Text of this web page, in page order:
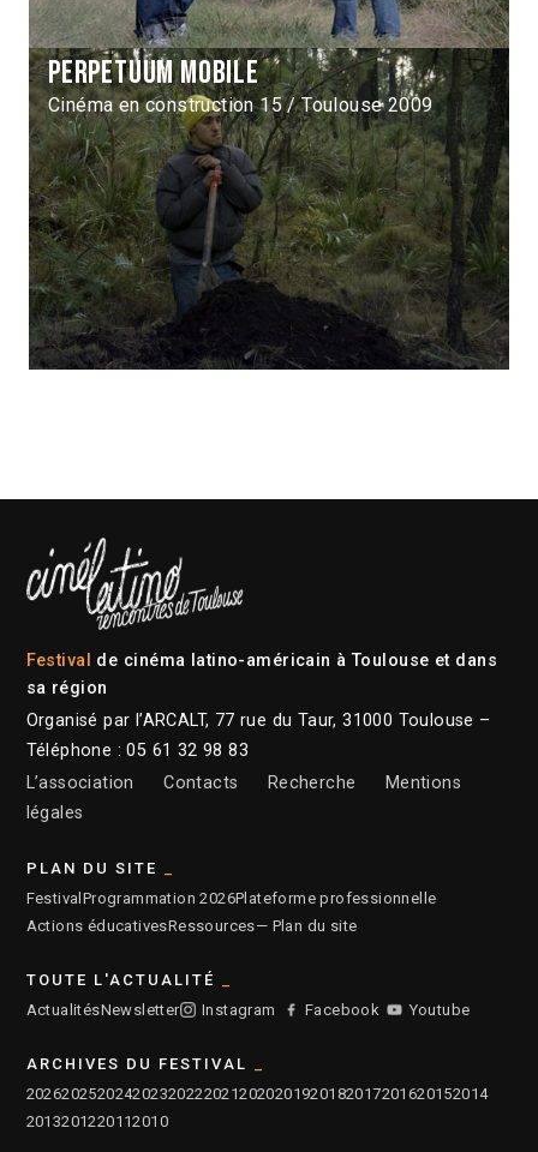
Perpetuum Mobile
Cinéma en construction 15 / Toulouse 2009
Festival de cinéma latino-américain à Toulouse et dans
sa région
Organisé par l’ARCALT, 77 rue du Taur, 31000 Toulouse –
Téléphone : 05 61 32 98 83
L’association
Contacts Recherche
Mentions
légales
PLAN DU SITE
Festival Programmation 2026Plateforme professionnelle
Actions éducativesRessources— Plan du site
TOUTE L'ACTUALITÉ
ActualitésNewsletter Instagram Facebook Youtube
ARCHIVES DU FESTIVAL
2026202520242023202220212020201920182017201620152014
2013201220112010